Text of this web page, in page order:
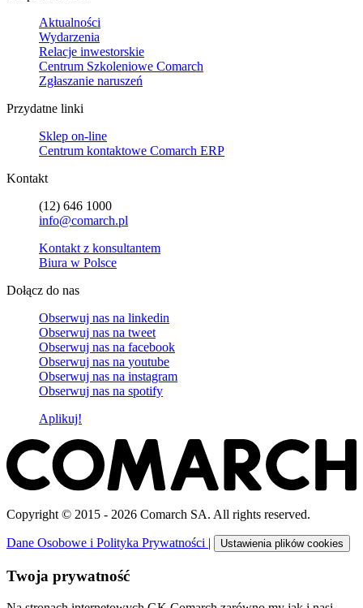
Aktualności
Wydarzenia
Relacje inwestorskie
Centrum Szkoleniowe Comarch
Zgłaszanie naruszeń
Przydatne linki
Sklep on-line
Centrum kontaktowe Comarch ERP
Kontakt
(12) 646 1000
info@comarch.pl
Kontakt z konsultantem
Biura w Polsce
Dołącz do nas
Obserwuj nas na linkedin
Obserwuj nas na tweet
Obserwuj nas na facebook
Obserwuj nas na youtube
Obserwuj nas na instagram
Obserwuj nas na spotify
Aplikuj!
Copyright © 2015 - 2026 Comarch SA. All rights reserved.
Dane Osobowe i Polityka Prywatności | Ustawienia plików cookies
Twoja prywatność